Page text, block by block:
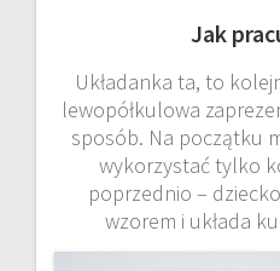
Jak
Układanka ta, to
lewopółkulowa
sposób. Na początku
wykorzystać tylko
poprzednio –
wzorem i układa